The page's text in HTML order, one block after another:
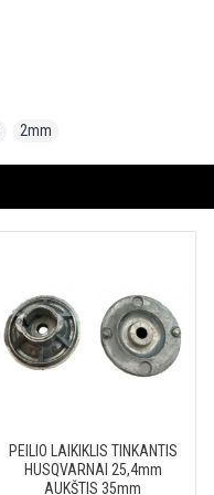
2mm
PEILIO LAIKIKLIS TINKANTIS
HUSQVARNAI 25,4mm
AUKŠTIS 35mm